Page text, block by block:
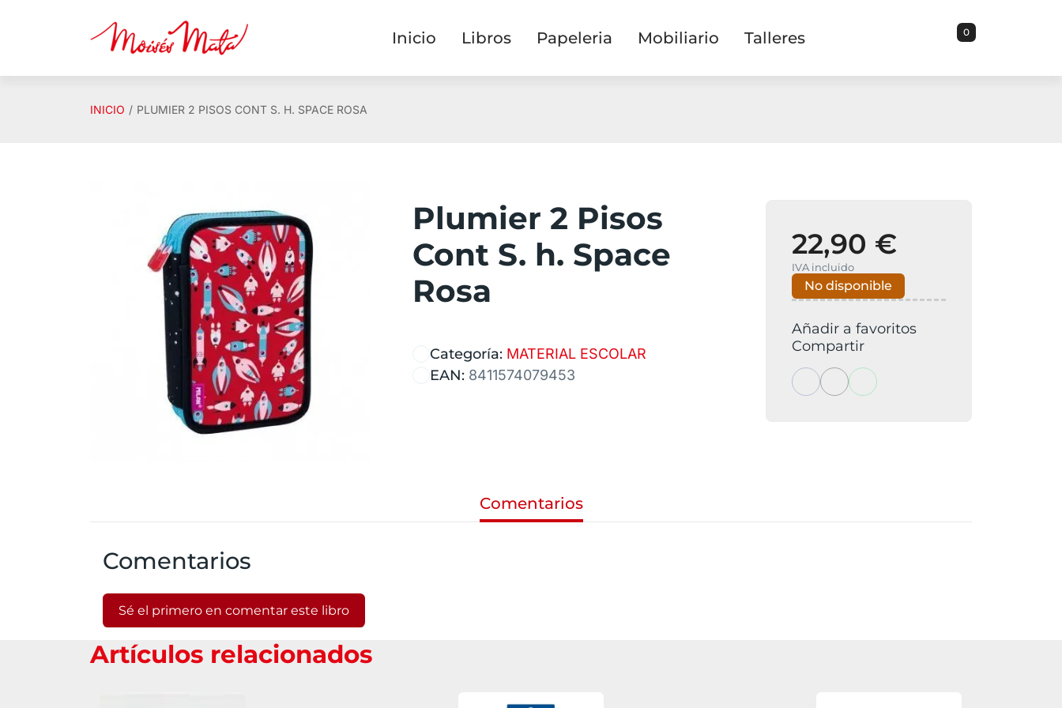
Inicio Libros Papeleria Mobiliario Talleres 0
INICIO PLUMIER 2 PISOS CONT S. H. SPACE ROSA
Plumier 2 Pisos
Cont S. h. Space
Rosa
Categoría: MATERIAL ESCOLAR
EAN: 8411574079453
22,90 €
IVA incluido
No disponible
Añadir a favoritos
Compartir
Comentarios
Comentarios
Sé el primero en comentar este libro
Artículos relacionados